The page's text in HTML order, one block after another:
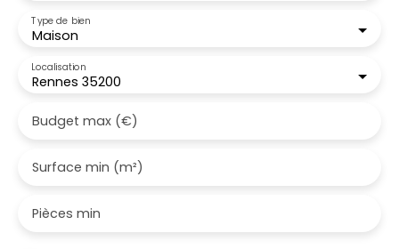
Maison
Type de bien
Rennes 35200
Localisation
Budget max (€)
Surface min (m²)
Pièces min